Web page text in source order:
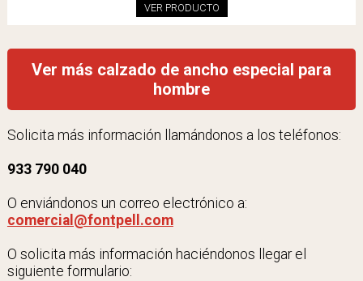
VER PRODUCTO
Ver más calzado de ancho especial para
hombre
Solicita más información llamándonos a los teléfonos:
933 790 040
O enviándonos un correo electrónico a:
comercial@fontpell.com
O solicita más información haciéndonos llegar el
siguiente formulario: